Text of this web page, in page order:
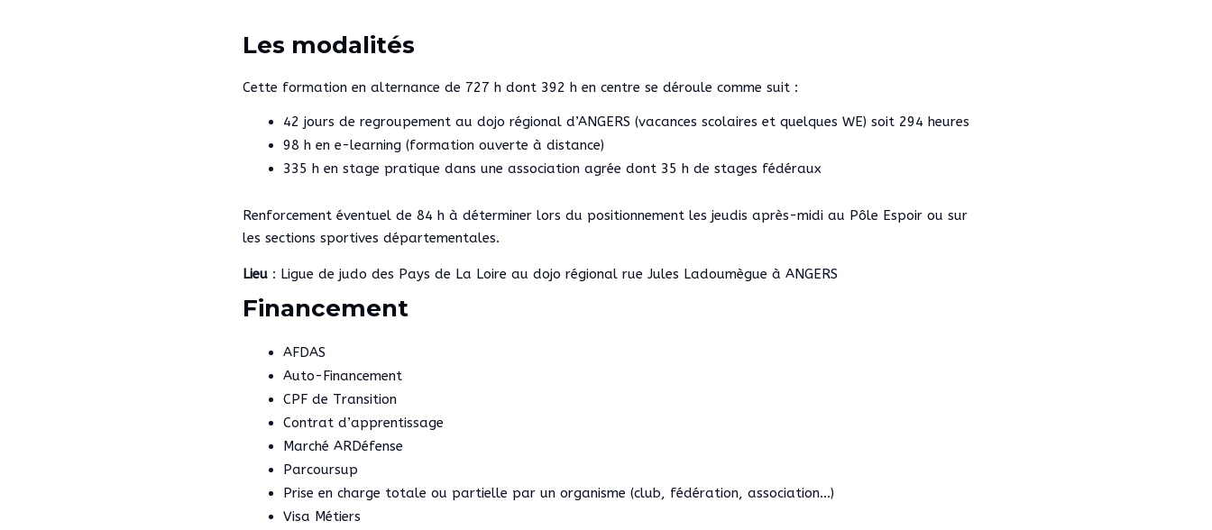
Les modalités
Cette formation en alternance de 727 h dont 392 h en centre se déroule comme suit :
42 jours de regroupement au dojo régional d’ANGERS (vacances scolaires et quelques WE) soit 294 heures
98 h en e-learning (formation ouverte à distance)
335 h en stage pratique dans une association agrée dont 35 h de stages fédéraux
Renforcement éventuel de 84 h à déterminer lors du positionnement les jeudis après-midi au Pôle Espoir ou sur
les sections sportives départementales.
Lieu: Ligue de judo des Pays de La Loire au dojo régional rue Jules Ladoumègue à ANGERS
Financement
AFDAS
Auto-Financement
CPF de Transition
Contrat d’apprentissage
Marché ARDéfense
Parcoursup
Prise en charge totale ou partielle par un organisme (club, fédération, association…)
Visa Métiers